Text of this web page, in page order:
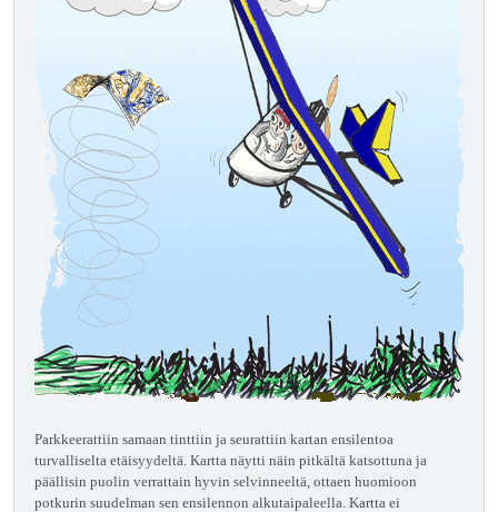
Parkkeerattiin samaan tinttiin ja seurattiin kartan ensilentoa
turvalliselta etäisyydeltä. Kartta näytti näin pitkältä katsottuna ja
päällisin puolin verrattain hyvin selvinneeltä, ottaen huomioon
potkurin suudelman sen ensilennon alkutaipaleella. Kartta ei